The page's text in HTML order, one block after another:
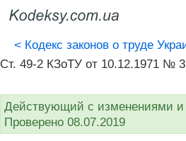
< Кодекс законов о труде
Ст. 49-2 КЗоТУ от 10.12.1971 №
Действующий с изменениями и
Проверено 08.07.2019